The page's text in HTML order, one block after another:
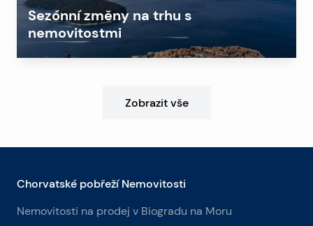
Sezónní změny na trhu s
nemovitostmi
Zobrazit vše
Chorvatské pobřeží Nemovitosti
Nemovitosti na prodej v Biogradu na Moru